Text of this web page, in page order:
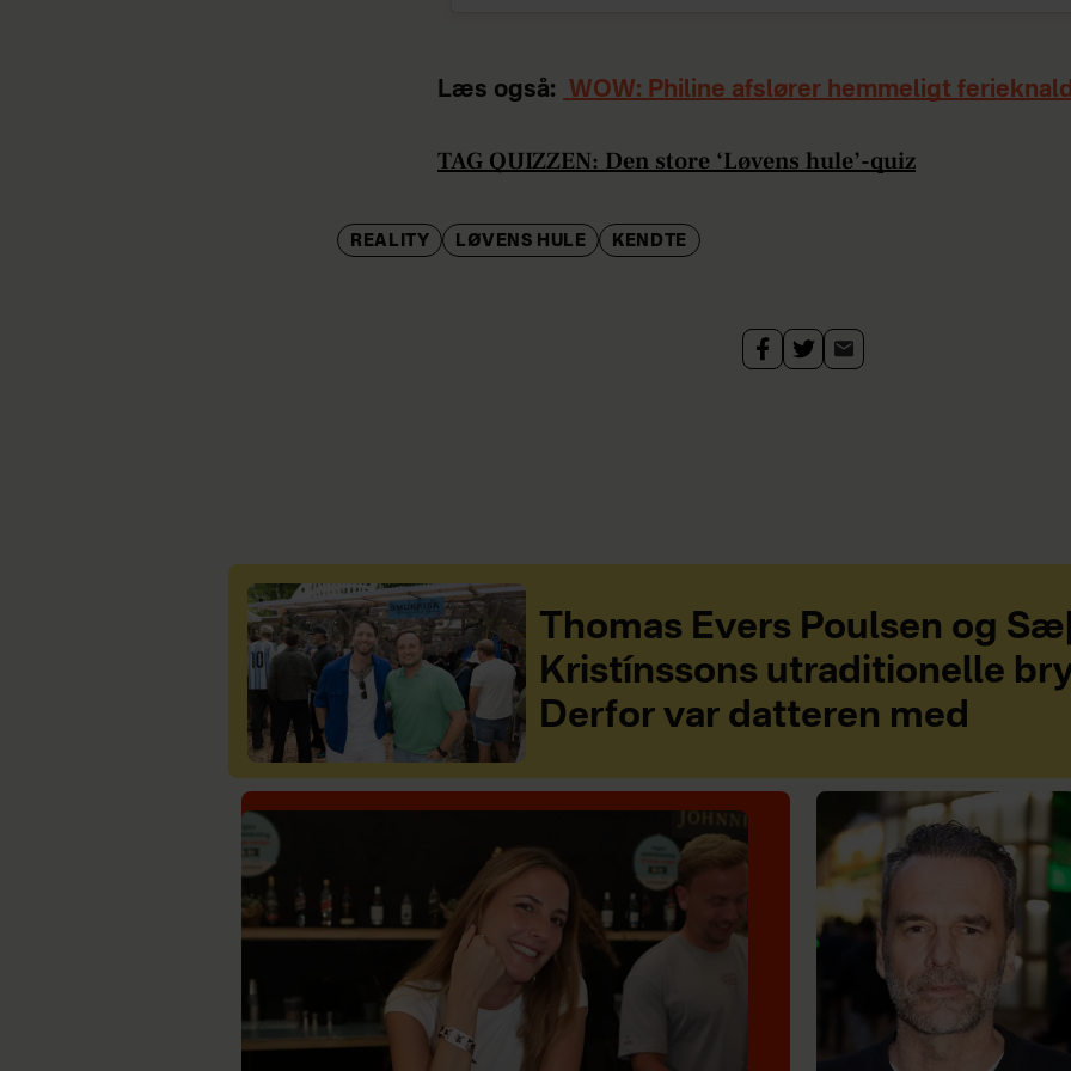
Læs også: WOW: Philine afslører hemmeligt
TAG QUIZZEN: Den store ‘Løvens hule’-quiz
REALITY LØVENS HULE KENDTE
Thomas Evers Poulsen og
Kristínssons utraditionelle
Derfor var datteren med